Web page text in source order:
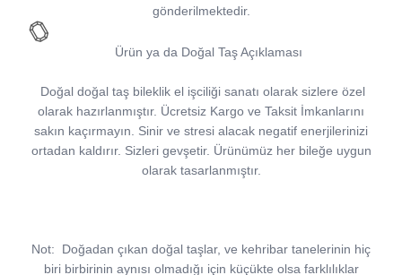
gönderilmektedir.
Ürün ya da Doğal Taş Açıklaması
Doğal doğal taş bileklik el işciliği sanatı olarak sizlere özel
olarak hazırlanmıştır. Ücretsiz Kargo ve Taksit İmkanlarını
sakın kaçırmayın. Sinir ve stresi alacak negatif enerjilerinizi
ortadan kaldırır. Sizleri gevşetir. Ürünümüz her bileğe uygun
olarak tasarlanmıştır.
Not: Doğadan çıkan doğal taşlar, ve kehribar tanelerinin hiç
biri birbirinin aynısı olmadığı için küçükte olsa farklılıklar